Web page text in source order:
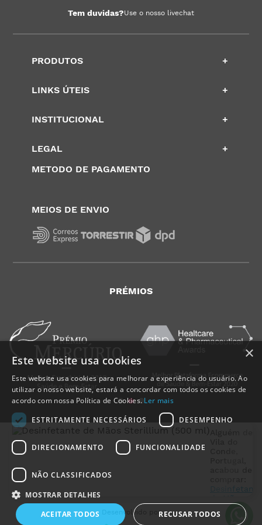
Tem duvidas?Use o nosso livechat
PRODUTOS +
LINKS ÚTEIS +
INSTITUCIONAL +
LEGAL
+
METODO DE PAGAMENTO
MEIOS DE ENVIO
PRÉMIOS
MedicalShop - Saúde e Bem-Estar
Desenvolvido por
×
Este website usa cookies
Este website usa cookies para melhorar a experiência do usuário. Ao
utilizar o nosso website, estará a concordar com todos os cookies de
acordo com nossa Política de Cookies. Ler mais
ESTRITAMENTE NECESSÁRIOS
DESEMPENHO
DIRECIONAMENTO FUNCIONALIDADE
NÃO CLASSIFICADOS
MOSTRAR DETALHES
ACEITAR TODOS
RECUSAR TODOS
Desinfetante
Sterillium
(500 ml)